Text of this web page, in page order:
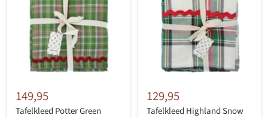
149,95
Tafelkleed Potter Green
129,95
Tafelkleed Highland Snow